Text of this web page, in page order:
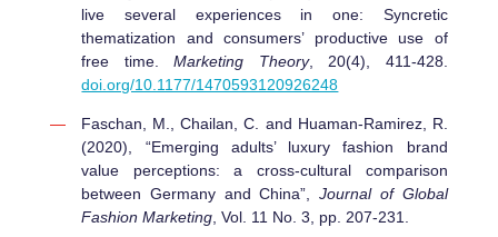
live several experiences in one: Syncretic
thematization and consumers’ productive use of
free time.Marketing Theory, 20(4), 411-428.
doi.org/10.1177/1470593120926248
Faschan, M., Chailan, C. and Huaman-Ramirez, R.
(2020), “Emerging adults’ luxury fashion brand
value perceptions: a cross-cultural comparison
between Germany and China”,Journal of Global
Fashion Marketing , Vol. 11 No. 3, pp. 207-231.